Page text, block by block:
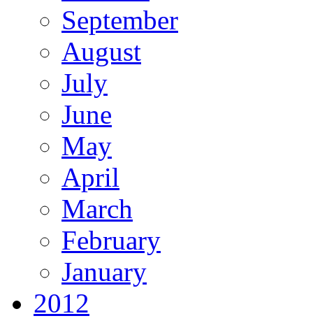
September
August
July
June
May
April
March
February
January
2012